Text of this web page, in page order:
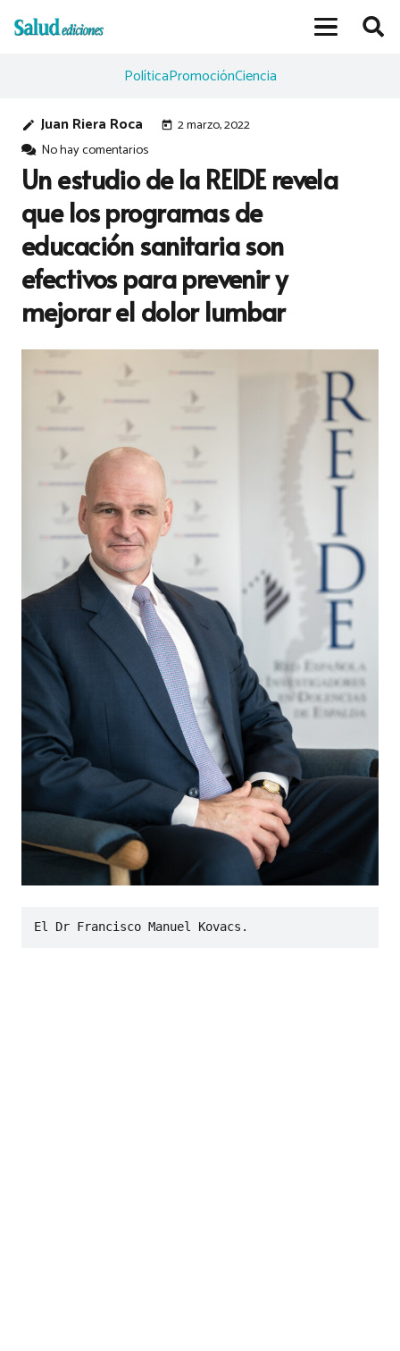
PolíticaPromociónCiencia
edit Juan Riera Roca today 2 marzo, 2022
No hay comentarios
Un estudio de la REIDE revela
que los programas de
educación sanitaria son
efectivos para prevenir y
mejorar el dolor lumbar
El Dr Francisco Manuel Kovacs.